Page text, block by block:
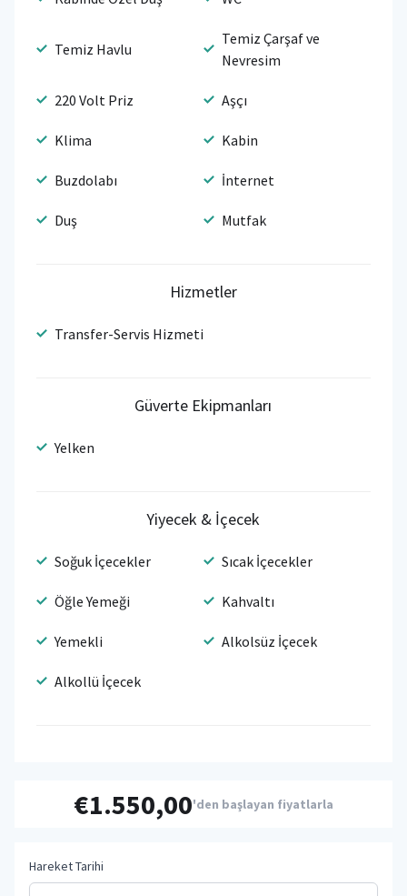
Temiz Havlu
Temiz Çarşaf ve
Nevresim
220 Volt Priz Aşçı
Klima Kabin
Buzdolabı İnternet
Duş Mutfak
Hizmetler
Transfer-Servis Hizmeti
Güverte Ekipmanları
Yelken
Yiyecek & İçecek
Soğuk İçecekler Sıcak İçecekler
Öğle Yemeği Kahvaltı
Yemekli Alkolsüz İçecek
Alkollü İçecek
€1.550,00'den başlayan fiyatlarla
Hareket Tarihi